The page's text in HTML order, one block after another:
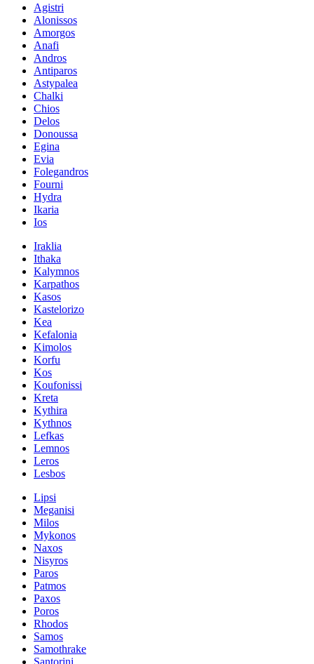
Agistri
Alonissos
Amorgos
Anafi
Andros
Antiparos
Astypalea
Chalki
Chios
Delos
Donoussa
Egina
Evia
Folegandros
Fourni
Hydra
Ikaria
Ios
Iraklia
Ithaka
Kalymnos
Karpathos
Kasos
Kastelorizo
Kea
Kefalonia
Kimolos
Korfu
Kos
Koufonissi
Kreta
Kythira
Kythnos
Lefkas
Lemnos
Leros
Lesbos
Lipsi
Meganisi
Milos
Mykonos
Naxos
Nisyros
Paros
Patmos
Paxos
Poros
Rhodos
Samos
Samothrake
Santorini